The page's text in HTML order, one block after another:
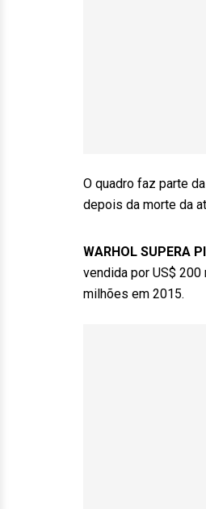
O quadro faz parte
depois da morte da
WARHOL SUPERA
vendida por US$
milhões em 2015.